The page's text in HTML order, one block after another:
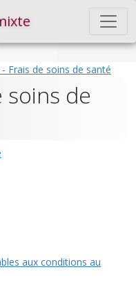
- Frais de soins de santé
soins de
aux conditions au